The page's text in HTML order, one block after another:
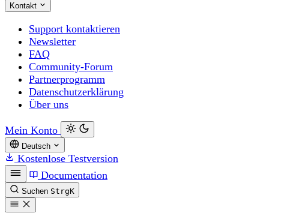
Kontakt
Support kontaktieren
Newsletter
FAQ
Community-Forum
Partnerprogramm
Datenschutzerklärung
Über uns
Mein Konto
Deutsch
Kostenlose Testversion
Documentation
Suchen StrgK